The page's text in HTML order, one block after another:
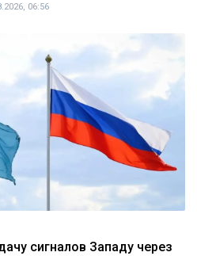
06:56
сигналов Западу через